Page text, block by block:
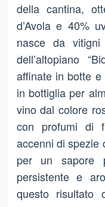
della cantina,
d’Avola e 40%
nasce da vitigni
dell’altopiano
affinate in botte
in bottiglia per
vino dal colore
con profumi di
accenni di spezie
per un sapore
persistente e
questo risultato